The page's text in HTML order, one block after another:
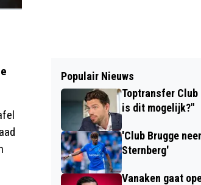
Populair Nieuws
Toptransfer
is dit mogelijk?"
'Club Brugge
Sternberg'
Vanaken gaat